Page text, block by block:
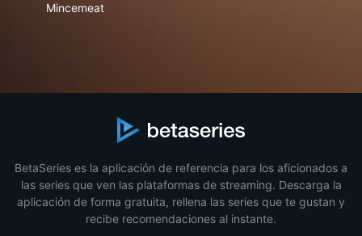
Mincemeat
BetaSeries es la aplicación de referencia para los aficionados a
las series que ven las plataformas de streaming. Descarga la
aplicación de forma gratuita, rellena las series que te gustan y
recibe recomendaciones al instante.